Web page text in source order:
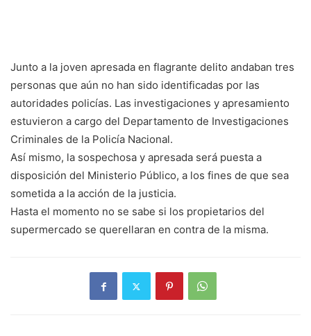
Junto a la joven apresada en flagrante delito andaban tres
personas que aún no han sido identificadas por las
autoridades policías. Las investigaciones y apresamiento
estuvieron a cargo del Departamento de Investigaciones
Criminales de la Policía Nacional.
Así mismo, la sospechosa y apresada será puesta a
disposición del Ministerio Público, a los fines de que sea
sometida a la acción de la justicia.
Hasta el momento no se sabe si los propietarios del
supermercado se querellaran en contra de la misma.